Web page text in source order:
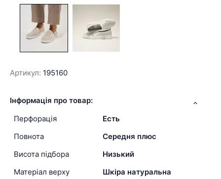
Артикул: 195160
Інформація про товар:
Перфорація
Есть
Повнота
Середня плюс
Висота підбора
Низький
Матеріал верху
Шкіра натуральна